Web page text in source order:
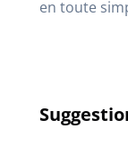
en toute